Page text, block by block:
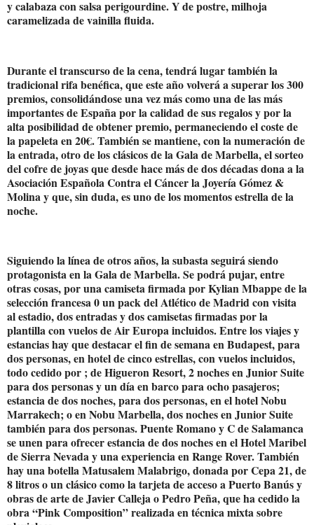
y calabaza con salsa perigourdine. Y de postre, milhoja
caramelizada de vainilla fluida.
Durante el transcurso de la cena, tendrá lugar también la
tradicional rifa benéfica, que este año volverá a superar los 300
premios, consolidándose una vez más como una de las más
importantes de España por la calidad de sus regalos y por la
alta posibilidad de obtener premio, permaneciendo el coste de
la papeleta en 20€. También se mantiene, con la numeración de
la entrada, otro de los clásicos de la Gala de Marbella, el sorteo
del cofre de joyas que desde hace más de dos décadas dona a la
Asociación Española Contra el Cáncer la Joyería Gómez &
Molina y que, sin duda, es uno de los momentos estrella de la
noche.
Siguiendo la línea de otros años, la subasta seguirá siendo
protagonista en la Gala de Marbella. Se podrá pujar, entre
otras cosas, por una camiseta firmada por Kylian Mbappe de la
selección francesa 0 un pack del Atlético de Madrid con visita
al estadio, dos entradas y dos camisetas firmadas por la
plantilla con vuelos de Air Europa incluidos. Entre los viajes y
estancias hay que destacar el fin de semana en Budapest, para
dos personas, en hotel de cinco estrellas, con vuelos incluidos,
todo cedido por ; de Higueron Resort, 2 noches en Junior Suite
para dos personas y un día en barco para ocho pasajeros;
estancia de dos noches, para dos personas, en el hotel Nobu
Marrakech; o en Nobu Marbella, dos noches en Junior Suite
también para dos personas. Puente Romano y C de Salamanca
se unen para ofrecer estancia de dos noches en el Hotel Maribel
de Sierra Nevada y una experiencia en Range Rover. También
hay una botella Matusalem Malabrigo, donada por Cepa 21, de
8 litros o un clásico como la tarjeta de acceso a Puerto Banús y
obras de arte de Javier Calleja o Pedro Peña, que ha cedido la
obra “Pink Composition” realizada en técnica mixta sobre